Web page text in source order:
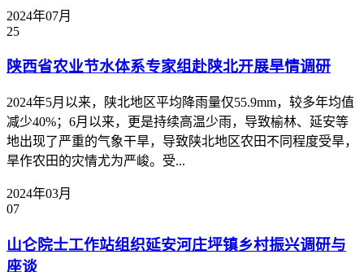
2024年07月
25
陕西省农业节水体系专家组赴陕北开展旱情调研
2024年5月以来，陕北地区平均降雨量仅55.9mm，较多年均值
减少40%；6月以来，更是持续高温少雨，导致榆林、延安等
地出现了严重的气象干旱，导致陕北地区农田不同程度受旱，
旱作农田的灾情尤为严峻。受...
2024年03月
07
山仑院士工作站组织延安河庄坪镇乡村振兴调研与
座谈